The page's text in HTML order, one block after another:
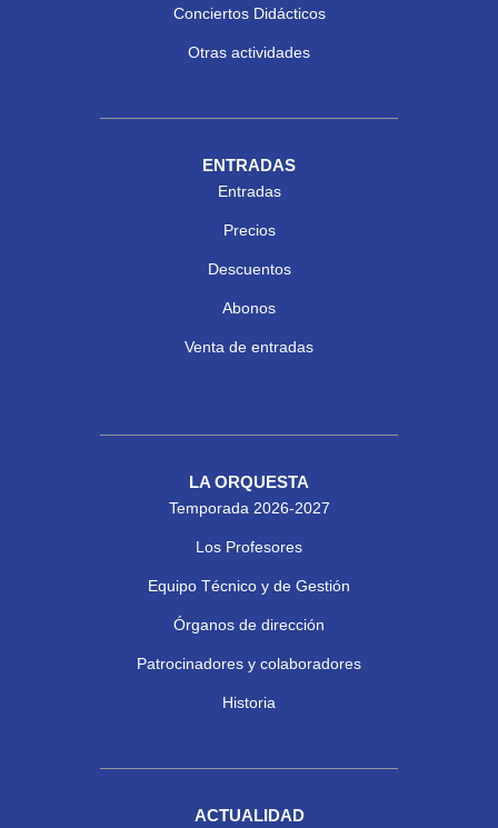
Conciertos Didácticos
Otras actividades
ENTRADAS
Entradas
Precios
Descuentos
Abonos
Venta de entradas
LA ORQUESTA
Temporada 2026-2027
Los Profesores
Equipo Técnico y de Gestión
Órganos de dirección
Patrocinadores y colaboradores
Historia
ACTUALIDAD